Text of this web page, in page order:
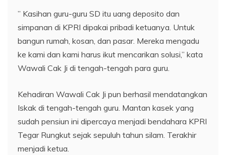
” Kasihan guru-guru SD itu uang deposito dan
simpanan di KPRI dipakai pribadi ketuanya. Untuk
bangun rumah, kosan, dan pasar. Mereka mengadu
ke kami dan kami harus ikut mencarikan solusi,” kata
Wawali Cak Ji di tengah-tengah para guru.
Kehadiran Wawali Cak Ji pun berhasil mendatangkan
Iskak di tengah-tengah guru. Mantan kasek yang
sudah pensiun ini dipercaya menjadi bendahara KPRI
Tegar Rungkut sejak sepuluh tahun silam. Terakhir
menjadi ketua.